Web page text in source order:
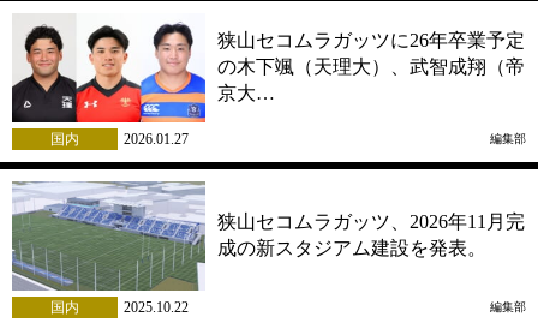
狭山セコムラガッツに26年卒業予定
の木下颯（天理大）、武智成翔（帝
京大…
国内 2026.01.27 編集部
狭山セコムラガッツ、2026年11月完
成の新スタジアム建設を発表。
国内 2025.10.22 編集部